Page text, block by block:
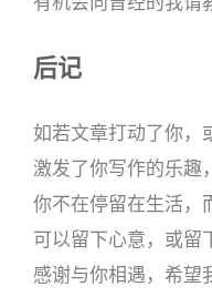
后记
如若文章打动了你，
激发了你写作的乐趣
你不在停留在生活，
可以留下心意，或留
感谢与你相遇，希望